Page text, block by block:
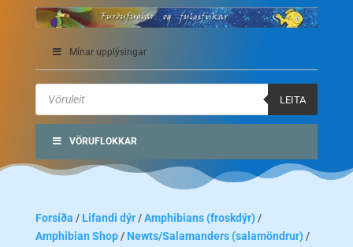
Mínar upplýsingar
Products
search
LEITA
VÖRUFLOKKAR
Forsíða / Lifandi dýr/Amphibians (froskdýr) /
Amphibian Shop/ Newts/Salamanders (salamöndrur) /